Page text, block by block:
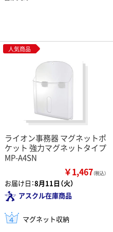
人気商品
ライオン事務器 マグネットポ
ケット 強力マグネットタイプ
MP-A4SN
￥1,467（税込）
お届け日：8月11日（火）
アスクル在庫商品
マグネット収納